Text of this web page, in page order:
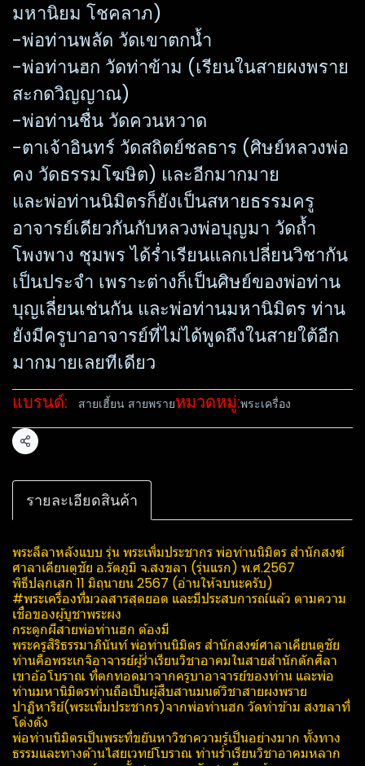
มหานิยม โชคลาภ)
-พ่อท่านพลัด วัดเขาตกน้ำ
-พ่อท่านฮก วัดท่าข้าม (เรียนในสายผงพราย
สะกดวิญญาณ)
-พ่อท่านชื่น วัดควนหวาด
-ตาเจ้าอินทร์ วัดสถิตย์ชลธาร (ศิษย์หลวงพ่อ
คง วัดธรรมโฆษิต) และอีกมากมาย
และพ่อท่านนิมิตรก็ยังเป็นสหายธรรมครู
อาจารย์เดียวกันกับหลวงพ่อบุญมา วัดถ้ำ
โพงพาง ชุมพร ได้ร่ำเรียนแลกเปลี่ยนวิชากัน
เป็นประจำ เพราะต่างก็เป็นศิษย์ของพ่อท่าน
บุญเลี่ยนเช่นกัน และพ่อท่านมหานิมิตร ท่าน
ยังมีครูบาอาจารย์ที่ไม่ได้พูดถึงในสายใต้อีก
มากมายเลยทีเดียว
แบรนด์: สายเฮี้ยน สายพรายหมวดหมู่:พระเครื่อง
แชร์
รายละเอียดสินค้า
พระลีลาหลังแบบ รุ่น พระเพิ่มประชากร พ่อท่านนิ​มิตร​ สำนักสงฆ์
ศาลาเคียนตูชัย อ.รัตภูมิ จ.สงขลา (รุ่นแรก) พ.ศ.2567
พิธีปลุกเสก 11 มิถุนายน 2567 (อ่านให้จบนะครับ)
#พระเครื่องที่มวลสารสุดยอด และมีประสบการณ์แล้ว ตามความ
เชื่อของผู้บูชาพระผง
กระดูกผีสายพ่อท่านฮก ต้องมี
พระครูสิริธรรมาภินันท์ พ่อท่านนิมิตร สำนักสงฆ์ศาลาเคียนตูชัย
ท่านคือพระเกจิอาจารย์ผู้ร่ำเรียนวิชาอาคมในสายสำนักตักศิลา
เขาอ้อโบราณ ที่ตกทอดมาจากครูบาอาจารย์ของท่าน และพ่อ
ท่านมหานิมิตรท่านถือเป็นผู้สืบสานมนต์วิชาสายผงพราย
ปาฏิหาริย์(พระเพิ่มประชากร)จากพ่อท่านฮก วัดท่าข้าม สงขลาที่
โด่งดัง
พ่อท่านนิมิตรเป็นพระที่ขยันหาวิชาความรู้เป็นอย่างมาก ทั้งทาง
ธรรมและทางด้านไสยเวทย์โบราณ ท่านร่ำเรียนวิชาอาคมหลาก